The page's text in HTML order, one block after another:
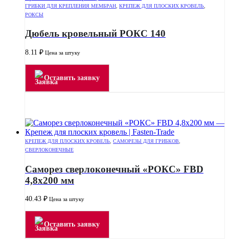
ГРИБКИ ДЛЯ КРЕПЛЕНИЯ МЕМБРАН КРЕПЕЖ ДЛЯ ПЛОСКИХ КРОВЕЛЬ
РОКСЫ
Дюбель кровельный РОКС 140
8.11 ₽ Цена за штуку
Оставить заявку
КРЕПЕЖ ДЛЯ ПЛОСКИХ КРОВЕЛЬ САМОРЕЗЫ ДЛЯ ГРИБКОВ
СВЕРЛОКОНЕЧНЫЕ
Саморез сверлоконечный «РОКС» FBD
4,8х200 мм
40.43 ₽ Цена за штуку
Оставить заявку